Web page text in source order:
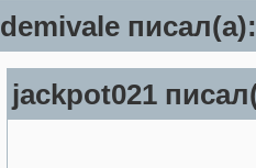
demivale писал(а):
jackpot021